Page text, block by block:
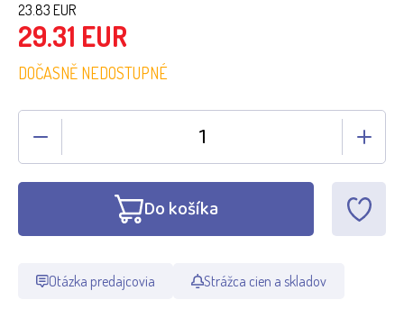
23.83 EUR
29.31 EUR
DOČASNĚ NEDOSTUPNÉ
Do košíka
Otázka predajcovia Strážca cien a skladov